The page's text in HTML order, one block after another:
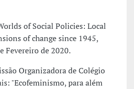
of Social Policies: Local
of change since 1945,
Fevereiro de 2020.
Organizadora de Colégio
"Ecofeminismo, para além